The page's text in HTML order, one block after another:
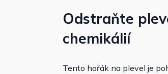
Odstraňte
chemikálií
Tento hořák na plevel je